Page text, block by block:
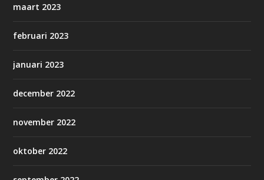
maart 2023
februari 2023
januari 2023
december 2022
november 2022
oktober 2022